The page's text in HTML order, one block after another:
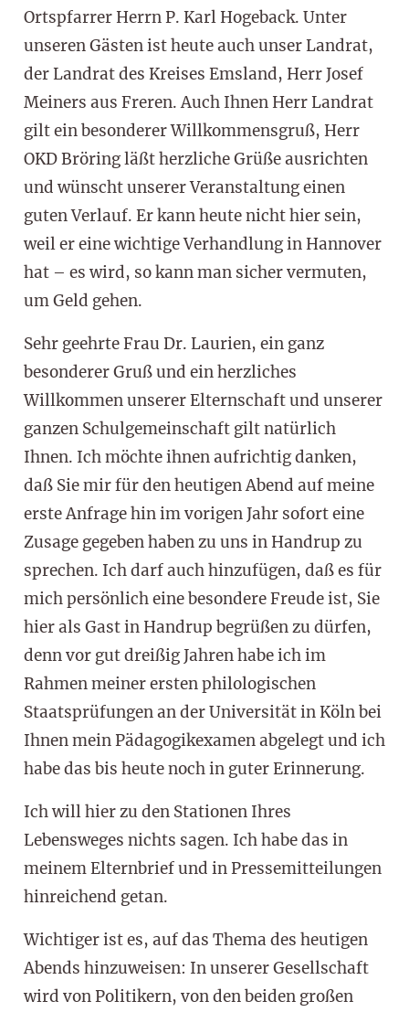
Ortspfarrer Herrn P. Karl Hogeback. Unter
unseren Gästen ist heute auch unser Landrat,
der Landrat des Kreises Emsland, Herr Josef
Meiners aus Freren. Auch Ihnen Herr Landrat
gilt ein besonderer Willkommensgruß, Herr
OKD Bröring läßt herzliche Grüße ausrichten
und wünscht unserer Veranstaltung einen
guten Verlauf. Er kann heute nicht hier sein,
weil er eine wichtige Verhandlung in Hannover
hat – es wird, so kann man sicher vermuten,
um Geld gehen.
Sehr geehrte Frau Dr. Laurien, ein ganz
besonderer Gruß und ein herzliches
Willkommen unserer Elternschaft und unserer
ganzen Schulgemeinschaft gilt natürlich
Ihnen. Ich möchte ihnen aufrichtig danken,
daß Sie mir für den heutigen Abend auf meine
erste Anfrage hin im vorigen Jahr sofort eine
Zusage gegeben haben zu uns in Handrup zu
sprechen. Ich darf auch hinzufügen, daß es für
mich persönlich eine besondere Freude ist, Sie
hier als Gast in Handrup begrüßen zu dürfen,
denn vor gut dreißig Jahren habe ich im
Rahmen meiner ersten philologischen
Staatsprüfungen an der Universität in Köln bei
Ihnen mein Pädagogikexamen abgelegt und ich
habe das bis heute noch in guter Erinnerung.
Ich will hier zu den Stationen Ihres
Lebensweges nichts sagen. Ich habe das in
meinem Elternbrief und in Pressemitteilungen
hinreichend getan.
Wichtiger ist es, auf das Thema des heutigen
Abends hinzuweisen: In unserer Gesellschaft
wird von Politikern, von den beiden großen